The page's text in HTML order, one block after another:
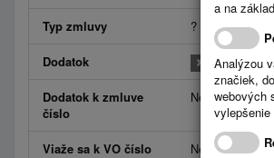
Typ zmluvy ?
Dodatok
Dodatok k zmluve
číslo
Neviaže
Viaže sa k VO číslo Neviaže
a na
Analýzou
značiek,
webových